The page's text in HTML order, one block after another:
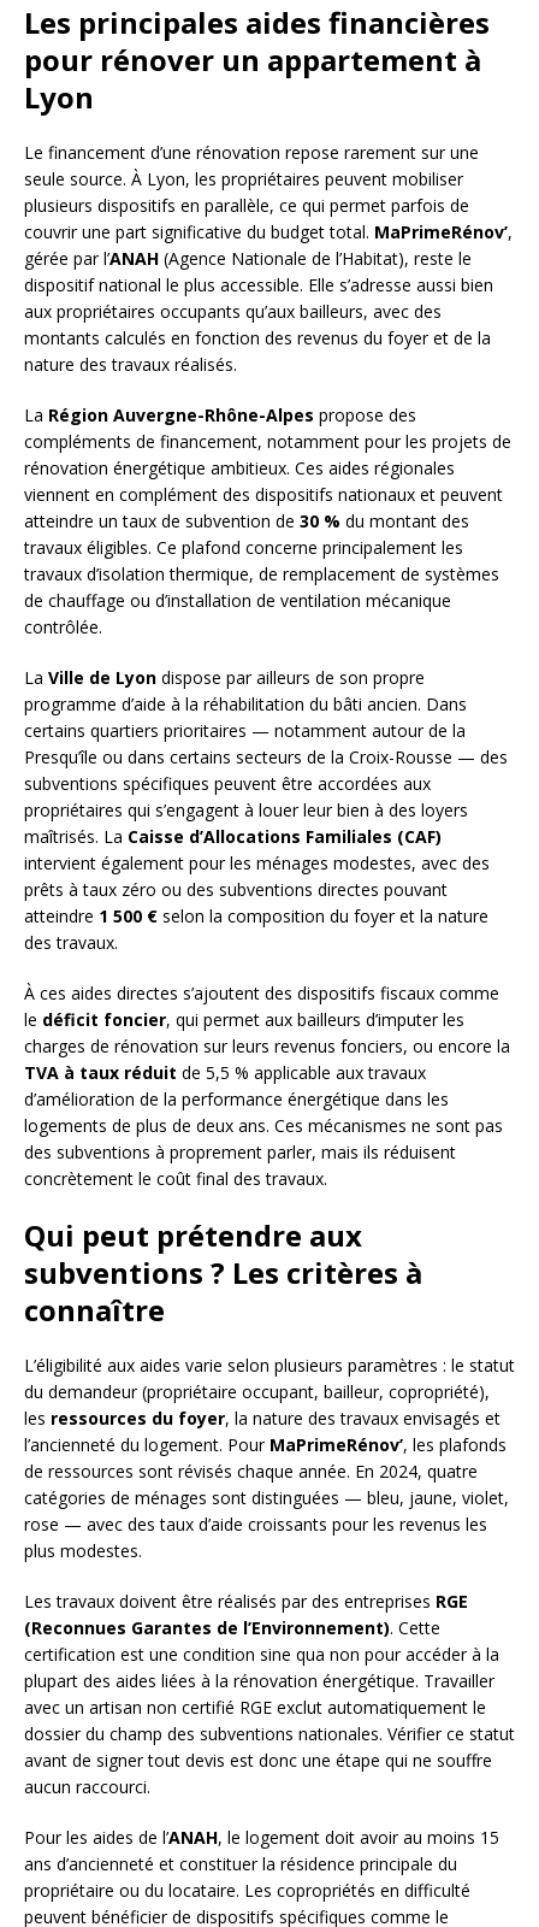
Les principales aides financières
pour rénover un appartement à
Lyon
Le financement d’une rénovation repose rarement sur une
seule source. À Lyon, les propriétaires peuvent mobiliser
plusieurs dispositifs en parallèle, ce qui permet parfois de
couvrir une part significative du budget total. MaPrimeRénov’,
gérée par l’ANAH (Agence Nationale de l’Habitat), reste le
dispositif national le plus accessible. Elle s’adresse aussi bien
aux propriétaires occupants qu’aux bailleurs, avec des
montants calculés en fonction des revenus du foyer et de la
nature des travaux réalisés.
La Région Auvergne-Rhône-Alpes propose des
compléments de financement, notamment pour les projets de
rénovation énergétique ambitieux. Ces aides régionales
viennent en complément des dispositifs nationaux et peuvent
atteindre un taux de subvention de 30 % du montant des
travaux éligibles. Ce plafond concerne principalement les
travaux d’isolation thermique, de remplacement de systèmes
de chauffage ou d’installation de ventilation mécanique
contrôlée.
La Ville de Lyon dispose par ailleurs de son propre
programme d’aide à la réhabilitation du bâti ancien. Dans
certains quartiers prioritaires — notamment autour de la
Presqu’île ou dans certains secteurs de la Croix-Rousse — des
subventions spécifiques peuvent être accordées aux
propriétaires qui s’engagent à louer leur bien à des loyers
maîtrisés. La Caisse d’Allocations Familiales (CAF)
intervient également pour les ménages modestes, avec des
prêts à taux zéro ou des subventions directes pouvant
atteindre 1 500 € selon la composition du foyer et la nature
des travaux.
À ces aides directes s’ajoutent des dispositifs fiscaux comme
le déficit foncier, qui permet aux bailleurs d’imputer les
charges de rénovation sur leurs revenus fonciers, ou encore la
TVA à taux réduit de 5,5 % applicable aux travaux
d’amélioration de la performance énergétique dans les
logements de plus de deux ans. Ces mécanismes ne sont pas
des subventions à proprement parler, mais ils réduisent
concrètement le coût final des travaux.
Qui peut prétendre aux
subventions ? Les critères à
connaître
L’éligibilité aux aides varie selon plusieurs paramètres : le statut
du demandeur (propriétaire occupant, bailleur, copropriété),
les ressources du foyer, la nature des travaux envisagés et
l’ancienneté du logement. Pour MaPrimeRénov’, les plafonds
de ressources sont révisés chaque année. En 2024, quatre
catégories de ménages sont distinguées — bleu, jaune, violet,
rose — avec des taux d’aide croissants pour les revenus les
plus modestes.
Les travaux doivent être réalisés par des entreprises RGE
(Reconnues Garantes de l’Environnement). Cette
certification est une condition sine qua non pour accéder à la
plupart des aides liées à la rénovation énergétique. Travailler
avec un artisan non certifié RGE exclut automatiquement le
dossier du champ des subventions nationales. Vérifier ce statut
avant de signer tout devis est donc une étape qui ne souffre
aucun raccourci.
Pour les aides de l’ANAH, le logement doit avoir au moins 15
ans d’ancienneté et constituer la résidence principale du
propriétaire ou du locataire. Les copropriétés en difficulté
peuvent bénéficier de dispositifs spécifiques comme le